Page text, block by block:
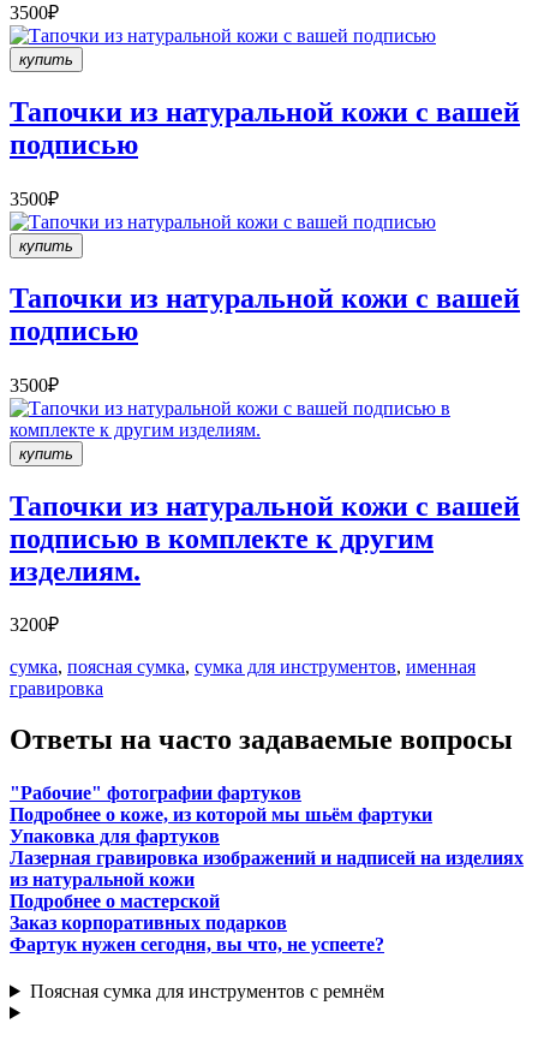
3500₽
купить
Тапочки из натуральной кожи с вашей
подписью
3500₽
купить
Тапочки из натуральной кожи с вашей
подписью
3500₽
купить
Тапочки из натуральной кожи с вашей
подписью в комплекте к другим
изделиям.
3200₽
сумка, поясная сумка, сумка для инструментов, именная
гравировка
Ответы на часто задаваемые вопросы
"Рабочие" фотографии фартуков
Подробнее о коже, из которой мы шьём фартуки
Упаковка для фартуков
Лазерная гравировка изображений и надписей на изделиях
из натуральной кожи
Подробнее о мастерской
Заказ корпоративных подарков
Фартук нужен сегодня, вы что, не успеете?
Поясная сумка для инструментов с ремнём